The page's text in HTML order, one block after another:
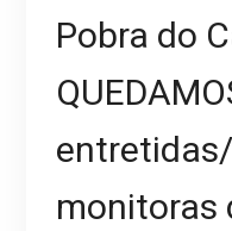
Pobra do
monitoras